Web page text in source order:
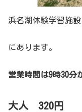
浜名湖体験学習施
にあります。
営業時間は9時30分
大人 320円